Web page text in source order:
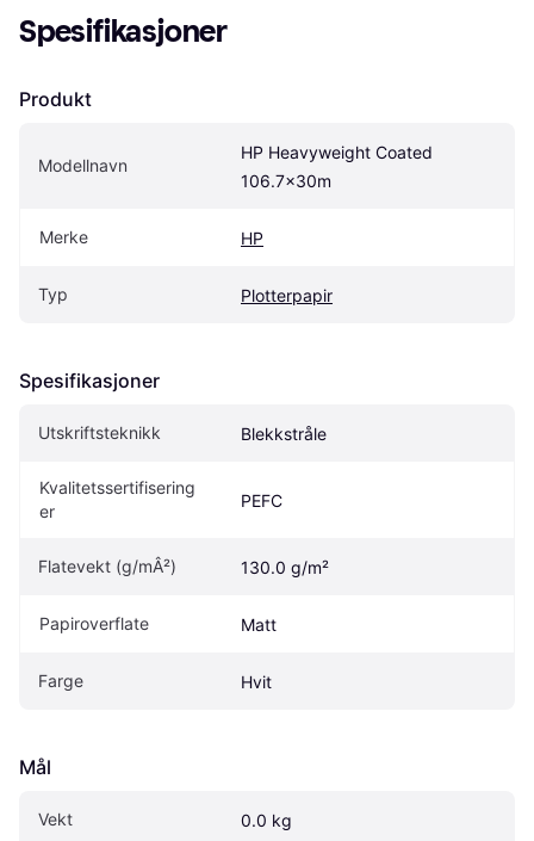
Spesifikasjoner
Produkt
Modellnavn
HP Heavyweight Coated
106.7x30m
Merke HP
Typ Plotterpapir
Spesifikasjoner
Utskriftsteknikk Blekkstråle
Kvalitetssertifisering
er
PEFC
Flatevekt (g/mÂ²) 130.0 g/m²
Papiroverflate Matt
Farge Hvit
Mål
Vekt 0.0 kg